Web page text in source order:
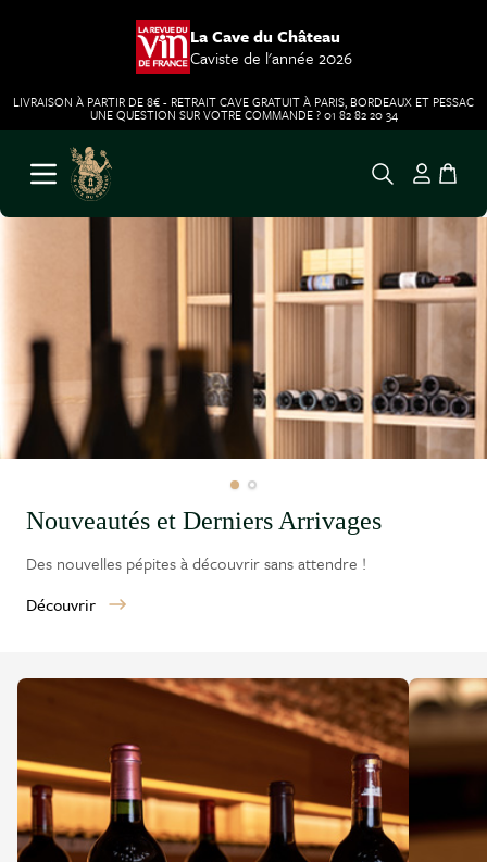
La Cave du Château
Caviste de l'année 2026
LIVRAISON À PARTIR DE 8€ - RETRAIT CAVE GRATUIT À PARIS, BORDEAUX ET PESSAC
UNE QUESTION SUR VOTRE COMMANDE ? 01 82 82 20 34
Aller au contenu
Ouvrir le menu
Nouveautés et Derniers Arrivages
Des nouvelles pépites à découvrir sans attendre !
Découvrir